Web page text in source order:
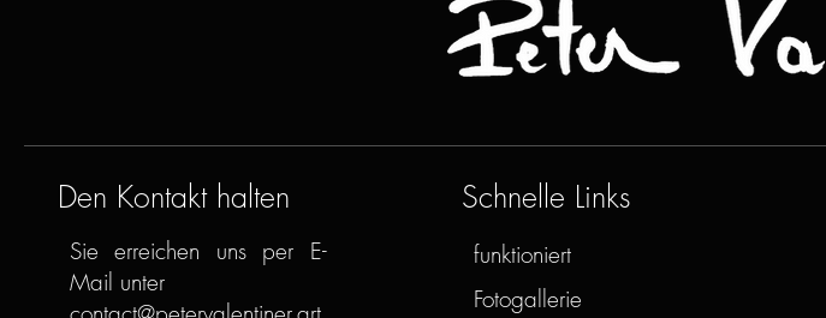
Den Kontakt halten
Sie erreichen uns per E-
Mail unter
Schnelle Links
funktioniert
Fotogallerie